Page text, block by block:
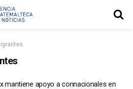
mantiene apoyo a connacionales en